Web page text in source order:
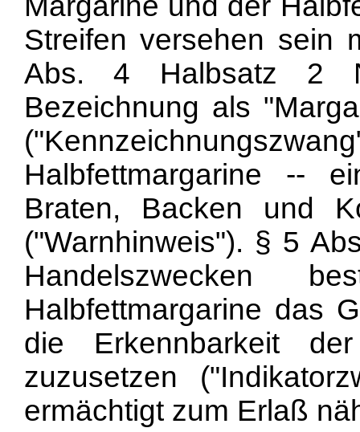
Streifen versehen sein
Abs. 4 Halbsatz 2
Bezeichnung als
Halbfettmargarine --
Braten, Backen und
("Warnhinweis"). § 5
Handelszwecken
Halbfettmargarine das
die Erkennbarkeit
zuzusetzen
ermächtigt zum Erlaß